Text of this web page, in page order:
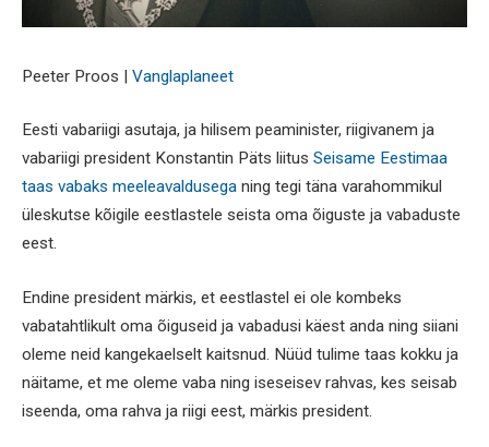
Peeter Proos | Vanglaplaneet
Eesti vabariigi asutaja, ja hilisem peaminister, riigivanem ja
vabariigi president Konstantin Päts liitus Seisame Eestimaa
taas vabaks meeleavaldusega ning tegi täna varahommikul
üleskutse kõigile eestlastele seista oma õiguste ja vabaduste
eest.
Endine president märkis, et eestlastel ei ole kombeks
vabatahtlikult oma õiguseid ja vabadusi käest anda ning siiani
oleme neid kangekaelselt kaitsnud. Nüüd tulime taas kokku ja
näitame, et me oleme vaba ning iseseisev rahvas, kes seisab
iseenda, oma rahva ja riigi eest, märkis president.